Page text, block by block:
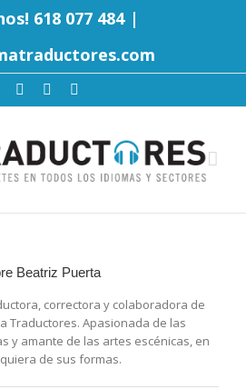
618 077 484 |
Beatriz Puerta
correctora y colaboradora de
Traductores. Apasionada de las
y amante de las artes escénicas, en
de sus formas.